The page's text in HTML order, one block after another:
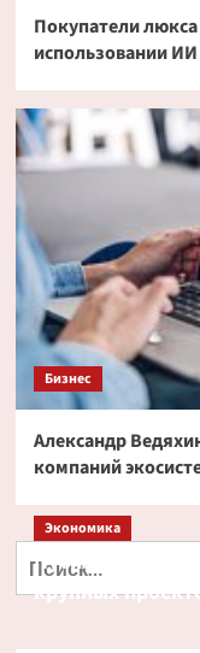
Покупатели
использовании ИИ
Бизнес
Александр
компаний
Экономика
Путин и Костин
крупных